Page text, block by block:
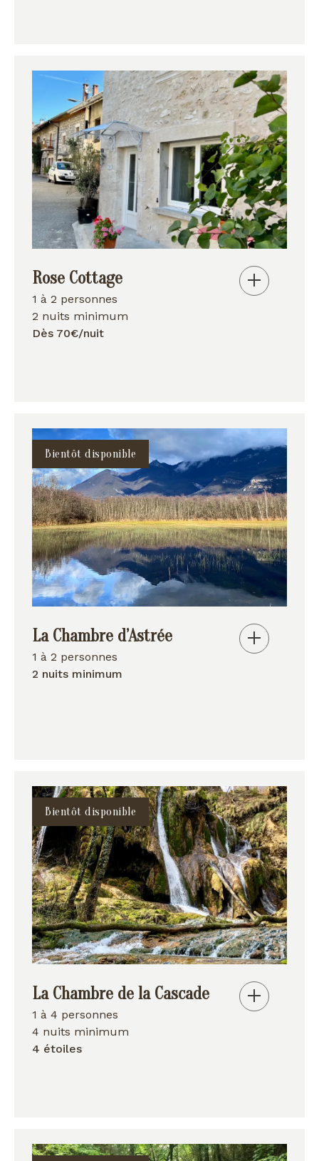
Rose Cottage
1 à 2 personnes
2 nuits minimum
Dès 70€/nuit
Bientôt disponible
La Chambre d’Astrée
1 à 2 personnes
2 nuits minimum
Bientôt disponible
La Chambre de la Cascade
1 à 4 personnes
4 nuits minimum
4 étoiles